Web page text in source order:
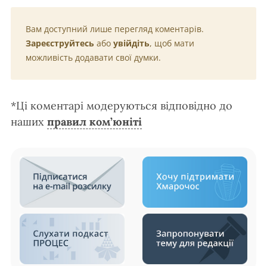
Вам доступний лише перегляд коментарів.
Зареєструйтесь або увійдіть, щоб мати
можливість додавати свої думки.
*Ці коментарі модеруються відповідно до
наших правил ком’юніті